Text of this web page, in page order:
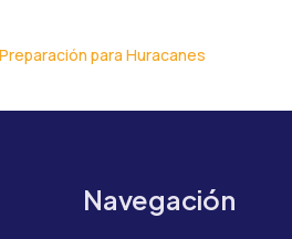
Preparación para Huracanes
Navegación